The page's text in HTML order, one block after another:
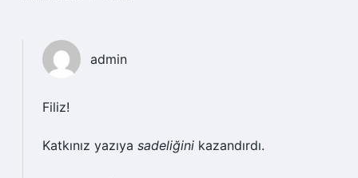
admin
Filiz!
Katkınız yazıya sadeliğini kazandırdı.